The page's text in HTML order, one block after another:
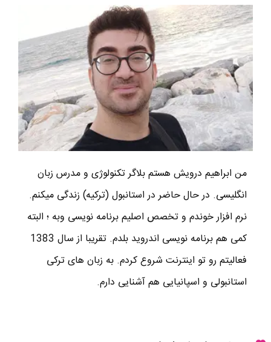
من ابراهیم درویش هستم بلاگر تکنولوژی و مدرس زبان
انگلیسی. در حال حاضر در استانبول (ترکیه) زندگی میکنم.
نرم افزار خوندم و تخصص اصلیم برنامه نویسی وبه ؛ البته
کمی هم برنامه نویسی اندروید بلدم. تقریبا از سال 1383
فعالیتم رو تو اینترنت شروع کردم. به زبان های ترکی
استانبولی و اسپانیایی هم آشنایی دارم.